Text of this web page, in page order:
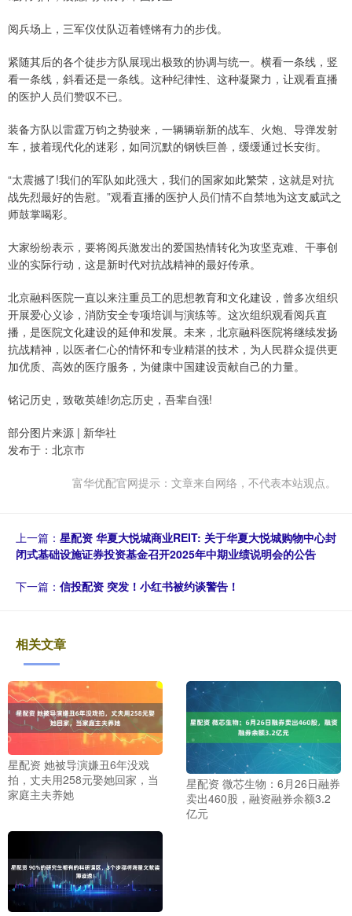
阅兵场上，三军仪仗队迈着铿锵有力的步伐。
紧随其后的各个徒步方队展现出极致的协调与统一。横看一条线，竖
看一条线，斜看还是一条线。这种纪律性、这种凝聚力，让观看直播
的医护人员们赞叹不已。
装备方队以雷霆万钧之势驶来，一辆辆崭新的战车、火炮、导弹发射
车，披着现代化的迷彩，如同沉默的钢铁巨兽，缓缓通过长安街。
“太震撼了!我们的军队如此强大，我们的国家如此繁荣，这就是对抗
战先烈最好的告慰。”观看直播的医护人员们情不自禁地为这支威武之
师鼓掌喝彩。
大家纷纷表示，要将阅兵激发出的爱国热情转化为攻坚克难、干事创
业的实际行动，这是新时代对抗战精神的最好传承。
北京融科医院一直以来注重员工的思想教育和文化建设，曾多次组织
开展爱心义诊，消防安全专项培训与演练等。这次组织观看阅兵直
播，是医院文化建设的延伸和发展。未来，北京融科医院将继续发扬
抗战精神，以医者仁心的情怀和专业精湛的技术，为人民群众提供更
加优质、高效的医疗服务，为健康中国建设贡献自己的力量。
铭记历史，致敬英雄!勿忘历史，吾辈自强!
部分图片来源 | 新华社
发布于：北京市
富华优配官网提示：文章来自网络，不代表本站观点。
上一篇： 星配资 华夏大悦城商业REIT: 关于华夏大悦城购物中心封
闭式基础设施证券投资基金召开2025年中期业绩说明会的公告
下一篇： 信投配资 突发！小红书被约谈警告！
相关文章
星配资 她被导演嫌丑6年没戏
拍，丈夫用258元娶她回家，当
家庭主夫养她
星配资 微芯生物：6月26日融券
卖出460股，融资融券余额3.2
亿元